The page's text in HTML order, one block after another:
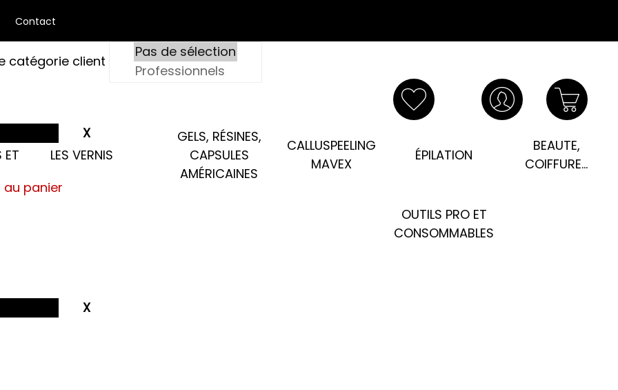
Contact
catégorie client
panier
ET LES VERNIS
GELS, RÉSINES,
CAPSULES
AMÉRICAINES
CALLUSPEELING
MAVEX
ÉPILATION
BEAUTE,
COIFFURE...
OUTILS PRO ET
CONSOMMABLES